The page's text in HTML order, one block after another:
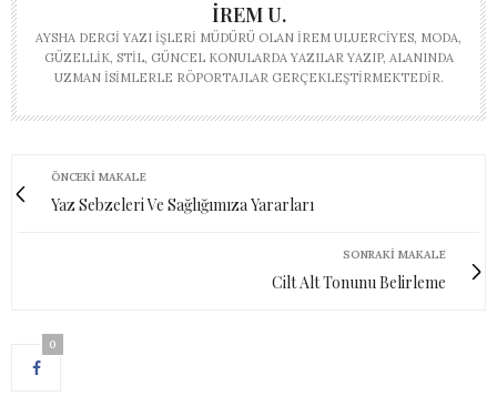
İREM U.
AYSHA DERGI YAZI İŞLERI MÜDÜRÜ OLAN İREM ULUERCIYES, MODA,
GÜZELLIK, STIL, GÜNCEL KONULARDA YAZILAR YAZIP, ALANINDA
UZMAN ISIMLERLE RÖPORTAJLAR GERÇEKLEŞTIRMEKTEDIR.
ÖNCEKI MAKALE
Yaz Sebzeleri Ve Sağlığımıza Yararları
SONRAKI MAKALE
Cilt Alt Tonunu Belirleme
0